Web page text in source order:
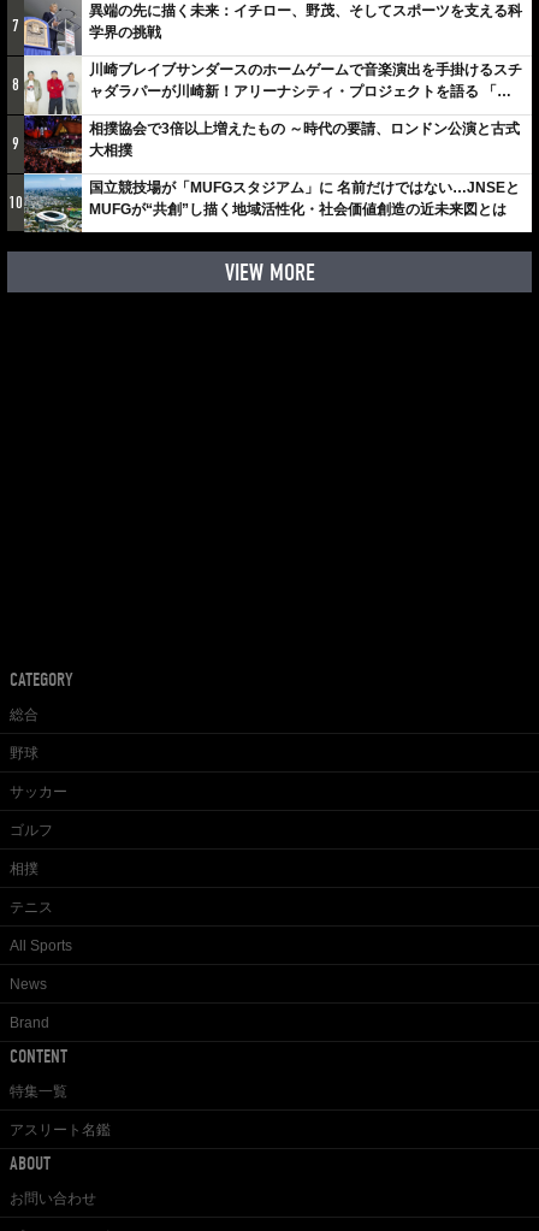
7
異端の先に描く未来：イチロー、野茂、そしてスポーツを支える科
学界の挑戦
8
川崎ブレイブサンダースのホームゲームで音楽演出を手掛けるスチ
ャダラパーが川崎新！アリーナシティ・プロジェクトを語る 「楽
しみでしかないでしょ。川崎は、ずっと成長曲線だから」
9
相撲協会で3倍以上増えたもの ～時代の要請、ロンドン公演と古式
大相撲
10
国立競技場が「MUFGスタジアム」に 名前だけではない…JNSEと
MUFGが“共創”し描く地域活性化・社会価値創造の近未来図とは
VIEW MORE
CATEGORY
総合
野球
サッカー
ゴルフ
相撲
テニス
All Sports
News
Brand
CONTENT
特集一覧
アスリート名鑑
ABOUT
お問い合わせ